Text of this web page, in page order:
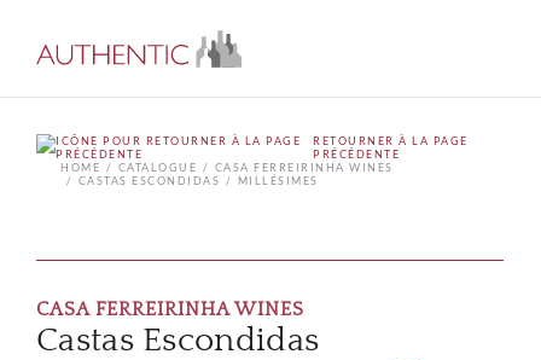
RETOURNER À LA PAGE
PRÉCÉDENTE
HOME
CATALOGUE
CASA FERREIRINHA WINES
CASTAS ESCONDIDAS
MILLÉSIMES
CASA FERREIRINHA WINES
Castas Escondidas